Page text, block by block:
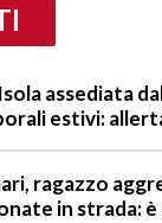
assediata
estivi:
ragazzo
in strada: è